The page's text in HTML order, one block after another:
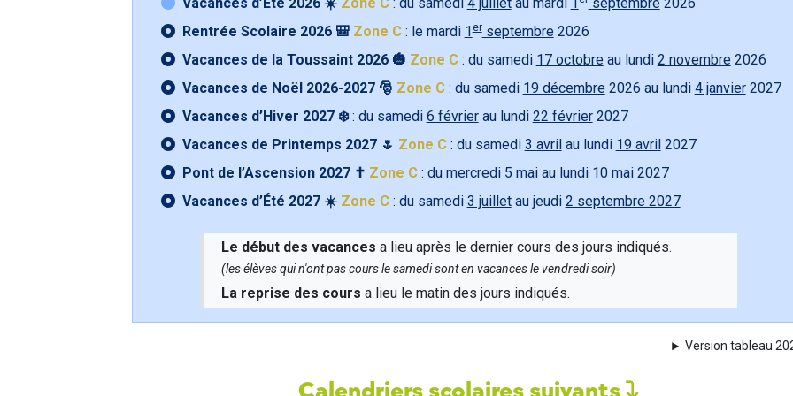
Vacances d’Été 2026 ☀️ Zone C: du samedi 4 juilletau mardi septembre 2026
Rentrée Scolaire 2026 🎒 Zone C: le mardi 1erseptembre 2026
Vacances de la Toussaint 2026 🎃 Zone C: du samedi 17 octobre au lundi 2 novembre 2026
Vacances de Noël 2026-2027 🎅 Zone C: du samedi 19 décembre 2026 au lundi 4 janvier2027
Vacances d’Hiver 2027 ❄️: du samedi 6 févrierau lundi 22 février2027
Vacances de Printemps 2027 🌷 Zone C: du samedi 3 avril au lundi 19 avril 2027
Pont de l’Ascension 2027 ✝️ Zone C: du mercredi 5 maiau lundi 10 mai2027
Vacances d’Été 2027 ☀️ Zone C: du samedi 3 juilletau jeudi 2 septembre 2027
Le début des vacances a lieu après le dernier cours des jours indiqués.
(les élèves qui n'ont pas cours le samedi sont en vacances le vendredi soir)
La reprise des cours a lieu le matin des jours indiqués.
Version tableau